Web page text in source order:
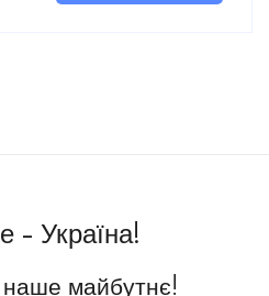
- Україна!
майбутнє!